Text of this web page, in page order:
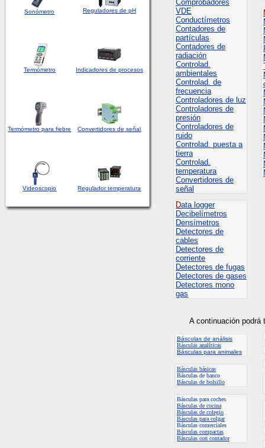
Sonómetro Reguladores de pH
Termómetro Indicadores de procesos
Termómetro para fiebre Convertidores de señal
Videoscopio Regulador temperatura
Comprobadores
VDE
Conductímetros
Contadores de
partículas
Contadores de
radiación
Controlad.
ambientales
Controlad. de
frecuencia
Controladores de luz
Controladores de
presión
Controladores de
ruido
Controlad. puesta a
tierra
Controlad.
temperatura
Convertidores de
señal
Data logger
Decibelímetros
Densímetros
Detectores de
cables
Detectores de
corriente
Detectores de fugas
Detectores de gases
Detectores mono
gas
A continuación podrá
Básculas de análisis
Básculas analíticas
Básculas para animales
Básculas básicas
Básculas de banco
Básculas de bolsillo
Básculas para coches
Básculas de cocina
Básculas de colegio
Básculas para colgar
Básculas comerciales
Básculas compactas
Básculas con contador